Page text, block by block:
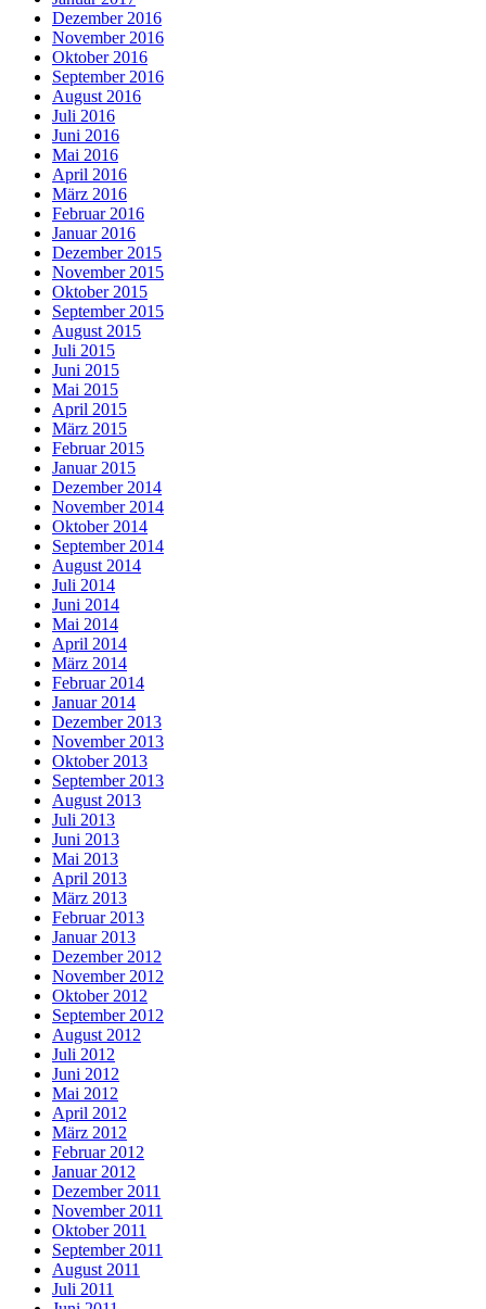
Dezember 2016
November 2016
Oktober 2016
September 2016
August 2016
Juli 2016
Juni 2016
Mai 2016
April 2016
März 2016
Februar 2016
Januar 2016
Dezember 2015
November 2015
Oktober 2015
September 2015
August 2015
Juli 2015
Juni 2015
Mai 2015
April 2015
März 2015
Februar 2015
Januar 2015
Dezember 2014
November 2014
Oktober 2014
September 2014
August 2014
Juli 2014
Juni 2014
Mai 2014
April 2014
März 2014
Februar 2014
Januar 2014
Dezember 2013
November 2013
Oktober 2013
September 2013
August 2013
Juli 2013
Juni 2013
Mai 2013
April 2013
März 2013
Februar 2013
Januar 2013
Dezember 2012
November 2012
Oktober 2012
September 2012
August 2012
Juli 2012
Juni 2012
Mai 2012
April 2012
März 2012
Februar 2012
Januar 2012
Dezember 2011
November 2011
Oktober 2011
September 2011
August 2011
Juli 2011